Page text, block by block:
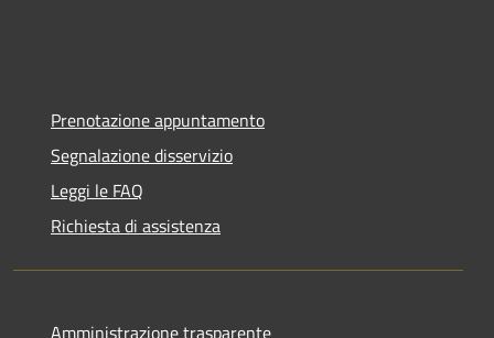
Prenotazione appuntamento
Segnalazione disservizio
Leggi le FAQ
Richiesta di assistenza
Amministrazione trasparente